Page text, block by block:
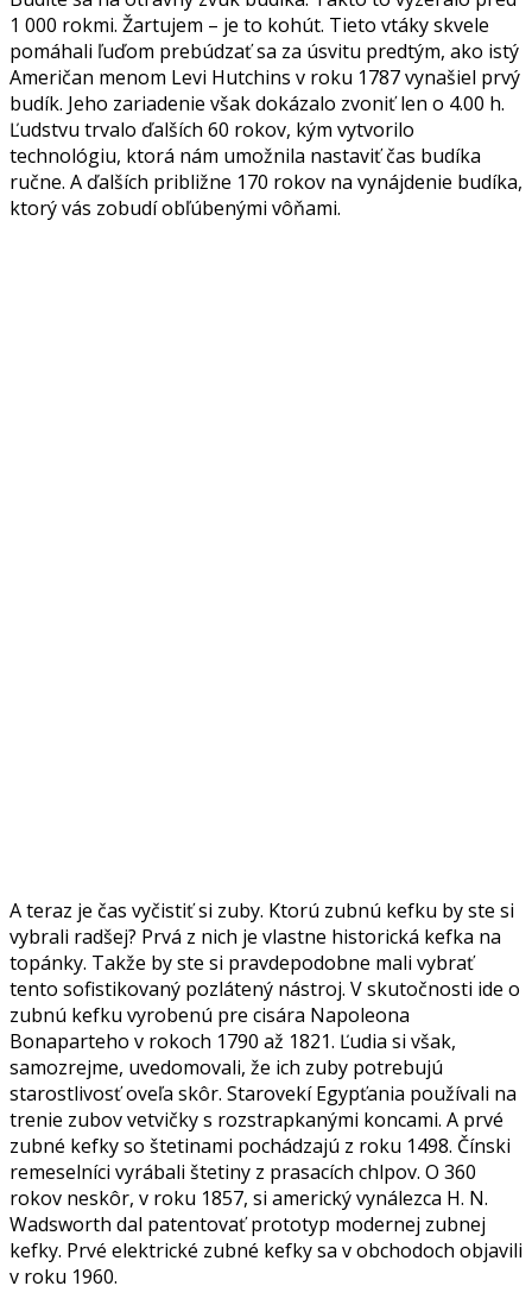
1 000 rokmi. Žartujem – je to kohút. Tieto vtáky skvele
pomáhali ľuďom prebúdzať sa za úsvitu predtým, ako istý
Američan menom Levi Hutchins v roku 1787 vynašiel prvý
budík. Jeho zariadenie však dokázalo zvoniť len o 4.00 h.
Ľudstvu trvalo ďalších 60 rokov, kým vytvorilo
technológiu, ktorá nám umožnila nastaviť čas budíka
ručne. A ďalších približne 170 rokov na vynájdenie budíka,
ktorý vás zobudí obľúbenými vôňami.
A teraz je čas vyčistiť si zuby. Ktorú zubnú kefku by ste si
vybrali radšej? Prvá z nich je vlastne historická kefka na
topánky. Takže by ste si pravdepodobne mali vybrať
tento sofistikovaný pozlátený nástroj. V skutočnosti ide o
zubnú kefku vyrobenú pre cisára Napoleona
Bonaparteho v rokoch 1790 až 1821. Ľudia si však,
samozrejme, uvedomovali, že ich zuby potrebujú
starostlivosť oveľa skôr. Starovekí Egypťania používali na
trenie zubov vetvičky s rozstrapkanými koncami. A prvé
zubné kefky so štetinami pochádzajú z roku 1498. Čínski
remeselníci vyrábali štetiny z prasacích chlpov. O 360
rokov neskôr, v roku 1857, si americký vynálezca H. N.
Wadsworth dal patentovať prototyp modernej zubnej
kefky. Prvé elektrické zubné kefky sa v obchodoch objavili
v roku 1960.